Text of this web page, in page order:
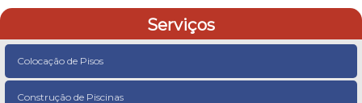
Serviços
Colocação de Pisos
Construção de Piscinas